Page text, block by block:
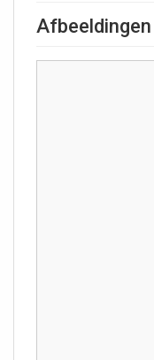
Afbeeldingen